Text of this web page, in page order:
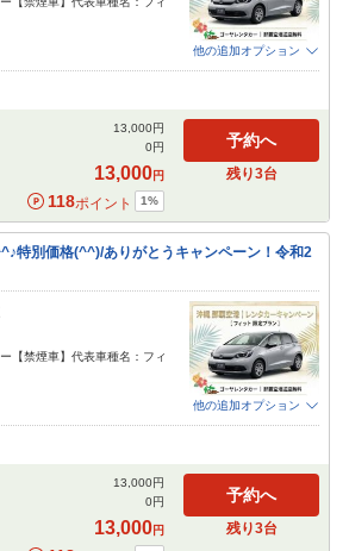
他の追加オプション
で選択ができます）
13,000円
0円
13,000円
118ポイント 1%
予約へ
残り3台
特別価格(^^)/ありがとうキャンペーン！令和2
【禁煙車】代表車種名：フィ
他の追加オプション
で選択ができます）
13,000円
0円
13,000円
予約へ
残り3台